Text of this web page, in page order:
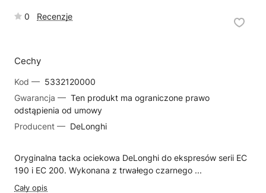
0 Recenzje
Cechy
Kod — 5332120000
Gwarancja — Ten produkt ma ograniczone prawo
odstąpienia od umowy
Producent — DeLonghi
Oryginalna tacka ociekowa DeLonghi do ekspresów serii EC
190 i EC 200. Wykonana z trwałego czarnego ...
Cały opis